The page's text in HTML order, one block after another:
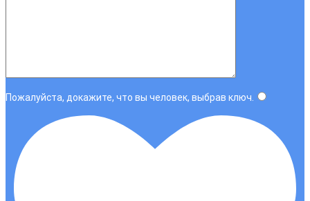
Пожалуйста, докажите, что вы человек, выбрав ключ.